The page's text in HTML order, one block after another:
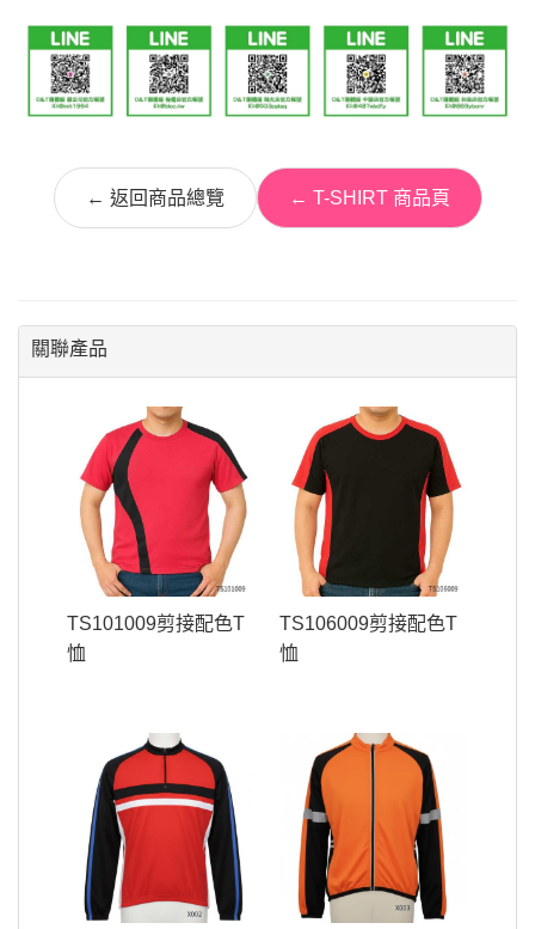
← 返回商品總覽 ← T-SHIRT 商品頁
關聯產品
TS101009剪接配色T
恤
TS106009剪接配色T
恤